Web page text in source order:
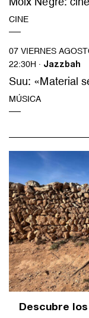
CINE
07 VIERNES
22:30H · Jazzbah
Suu: «Material
MÚSICA
Descubre